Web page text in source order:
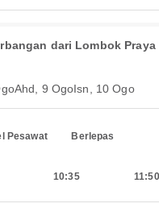
dari Lombok Praya
Ahd, 9 OgoIsn, 10 Ogo
Pesawat Berlepas
10:35 11:50